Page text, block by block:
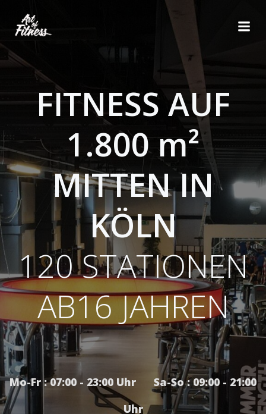
FITNESS AUF
1.800 m²
MITTEN IN
KÖLN
120 STATIONEN
AB16 JAHREN
Mo-Fr : 07:00 - 23:00 Uhr Sa-So : 09:00 - 21:00
Uhr